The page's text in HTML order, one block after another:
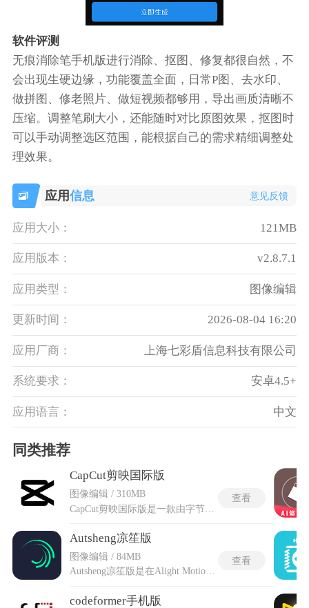
软件评测
无痕消除笔手机版进行消除、抠图、修复都很自然，不
会出现生硬边缘，功能覆盖全面，日常P图、去水印、
做拼图、修老照片、做短视频都够用，导出画质清晰不
压缩。调整笔刷大小，还能随时对比原图效果，抠图时
可以手动调整选区范围，能根据自己的需求精细调整处
理效果。
应用信息 意见反馈
应用大小： 121MB
应用版本： v2.8.7.1
应用类型： 图像编辑
更新时间： 2026-08-04 16:20
应用厂商： 上海七彩盾信息科技有限公司
系统要求： 安卓4.5+
应用语言： 中文
同类推荐
CapCut剪映国际版
图像编辑 / 310MB
查看
Autsheng凉笙版
图像编辑 / 84MB
Autsheng凉笙版是在Alight Motion基础上进行功能增强的视频编辑工具，经过功能解锁处理后，关键帧动画、蒙版编辑与多轨道叠加等高级能力全部开放，使用过程中不弹出任何付费阻断界面。搭载了128声道混音链路，音频素材置入后可单独挂载45种效果器，实现混响、压缩与均衡参数的逐轨调节。输出支持以4K分辨率与每秒60帧规格完成编码，导出成品不带任何角标覆盖画面。剪辑过程中通过逐帧切割功能可在时间轴上进行像素级精确修剪，文字与形状图层在任意缩放倍数下都不会产生锯齿边缘。
查看
codeformer手机版